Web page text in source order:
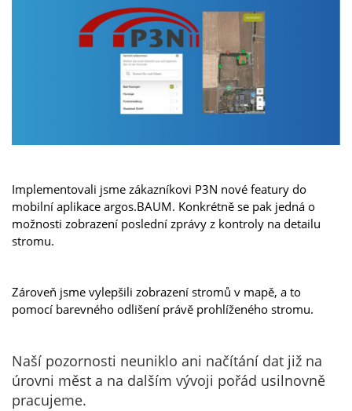
Implementovali jsme zákazníkovi P3N nové featury do
mobilní aplikace argos.BAUM. Konkrétně se pak jedná o
možnosti zobrazení poslední zprávy z kontroly na detailu
stromu.
Zároveň jsme vylepšili zobrazení stromů v mapě, a to
pomocí barevného odlišení právě prohlíženého stromu.
Naší pozornosti neuniklo ani načítání dat již na
úrovni měst a na dalším vývoji pořád usilnovně
pracujeme.